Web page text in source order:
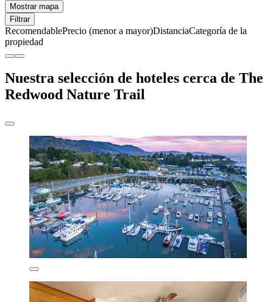
Mostrar mapa
Filtrar
RecomendablePrecio (menor a mayor)DistanciaCategoría de la
propiedad
Nuestra selección de hoteles cerca de The
Redwood Nature Trail